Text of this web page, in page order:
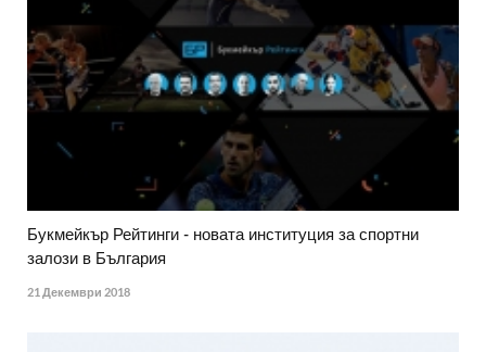
Букмейкър Рейтинги - новата институция за спортни
залози в България
21 Декември 2018